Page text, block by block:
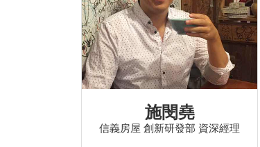
施閔堯
信義房屋 創新研發部 資深經理